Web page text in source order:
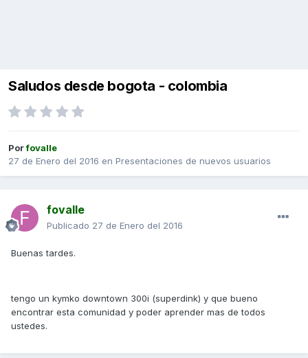
Saludos desde bogota - colombia
Porfovalle
27 de Enero del 2016 en Presentaciones de nuevos usuarios
fovalle
Publicado 27 de Enero del 2016
Buenas tardes.
tengo un kymko downtown 300i (superdink) y que bueno
encontrar esta comunidad y poder aprender mas de todos
ustedes.